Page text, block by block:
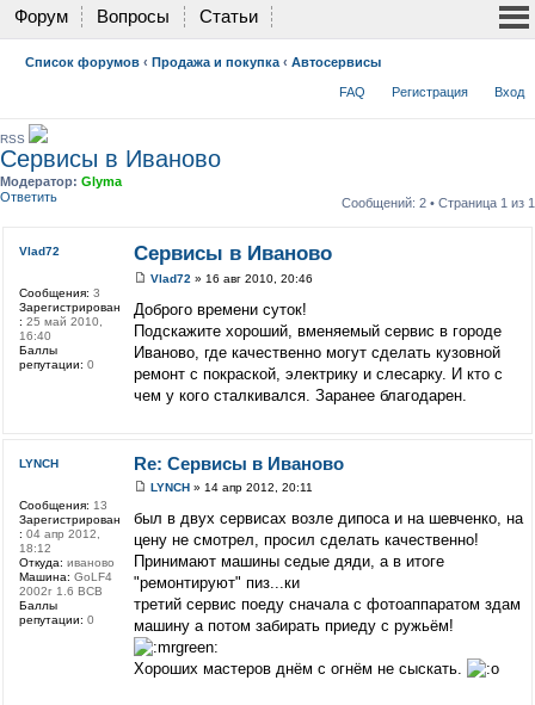
Форум Вопросы Статьи
Список форумов ‹ Продажа и покупка ‹ Автосервисы
FAQ Регистрация Вход
RSS
Сервисы в Иваново
Модератор: Glyma
Ответить
Сообщений: 2 • Страница 1 из 1
Сервисы в Иваново
Vlad72» 16 авг 2010, 20:46
Доброго времени суток!
Подскажите хороший, вменяемый сервис в городе
Иваново, где качественно могут сделать кузовной
ремонт с покраской, электрику и слесарку. И кто с
чем у кого сталкивался. Заранее благодарен.
Vlad72
Сообщения: 3
Зарегистрирован
: 25 май 2010,
16:40
Баллы
репутации: 0
Re: Сервисы в Иваново
LYNCH» 14 апр 2012, 20:11
был в двух сервисах возле дипоса и на шевченко, на
цену не смотрел, просил сделать качественно!
Принимают машины седые дяди, а в итоге
"ремонтируют" пиз...ки
третий сервис поеду сначала с фотоаппаратом здам
машину а потом забирать приеду с ружьём!
Хороших мастеров днём с огнём не сыскать.
LYNCH
Сообщения: 13
Зарегистрирован
: 04 апр 2012,
18:12
Откуда: иваново
Машина: GoLF4
2002г 1.6 BCB
Баллы
репутации: 0